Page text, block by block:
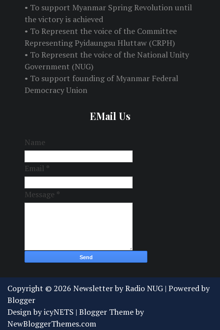
• To support Myanmar Spring Revolution until
the victory is achieved
• To Represent the voice of the Committee
Representing Pyidaungsu Hluttaw (CRPH)
• To Represent the voice of the National Unity
Government (NUG)
• To support founding of Myanmar Federal
Democracy Union
EMail Us
Name
Email *
Message *
Copyright © 2026 Newsletter by Radio NUG | Powered by
Blogger
Design byicyNETS | Blogger Theme by
NewBloggerThemes.com